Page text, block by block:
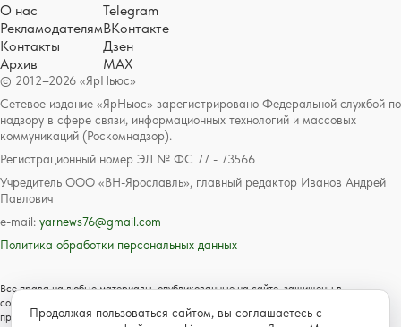
© 2012–2026 «ЯрНьюс»
Сетевое издание «ЯрНьюс» зарегистрировано Федеральной службой по
надзору в сфере связи, информационных технологий и массовых
коммуникаций (Роскомнадзор).
Регистрационный номер ЭЛ № ФС 77 - 73566
Учредитель ООО «ВН-Ярославль», главный редактор Иванов Андрей
Павлович
e-mail: yarnews76@gmail.com
Политика обработки персональных данных
Все права на любые материалы, опубликованные на сайте, защищены в
соответствии с российским и международным законодательством об авторском
праве и смежных правах. Любое использование текстовых, фото, аудио и
О нас
Рекламодателям
Контакты
Архив
Telegram
ВКонтакте
Дзен
MAX
Продолжая пользоваться сайтом, вы соглашаетесь с